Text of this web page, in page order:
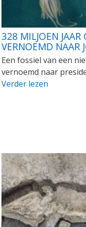
328 MILJOEN
VERNOEMD NAAR
Een fossiel van een
vernoemd naar
Verder lezen